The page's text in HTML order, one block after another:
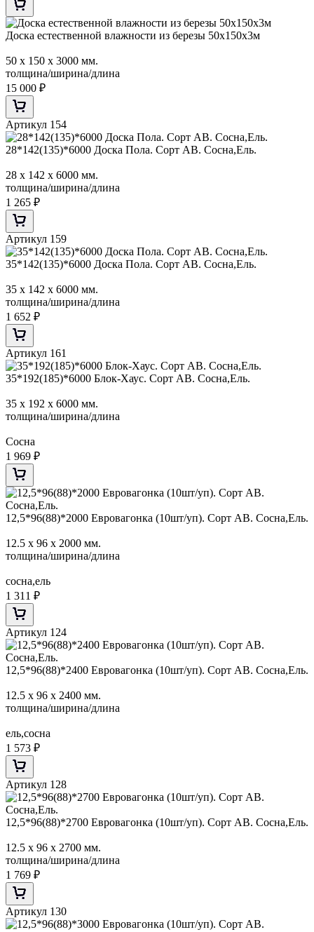
Доска естественной влажности из березы 50х150х3м
50 х 150 х 3000 мм.
толщина/ширина/длина
15 000 ₽
Артикул 154
28*142(135)*6000 Доска Пола. Сорт АВ. Сосна,Ель.
28 х 142 х 6000 мм.
толщина/ширина/длина
1 265 ₽
Артикул 159
35*142(135)*6000 Доска Пола. Сорт АВ. Сосна,Ель.
35 х 142 х 6000 мм.
толщина/ширина/длина
1 652 ₽
Артикул 161
35*192(185)*6000 Блок-Хаус. Сорт АВ. Сосна,Ель.
35 х 192 х 6000 мм.
толщина/ширина/длина
Сосна
1 969 ₽
12,5*96(88)*2000 Евровагонка (10шт/уп). Сорт АВ. Сосна,Ель.
12.5 х 96 х 2000 мм.
толщина/ширина/длина
сосна,ель
1 311 ₽
Артикул 124
12,5*96(88)*2400 Евровагонка (10шт/уп). Сорт АВ. Сосна,Ель.
12.5 х 96 х 2400 мм.
толщина/ширина/длина
ель,сосна
1 573 ₽
Артикул 128
12,5*96(88)*2700 Евровагонка (10шт/уп). Сорт АВ. Сосна,Ель.
12.5 х 96 х 2700 мм.
толщина/ширина/длина
1 769 ₽
Артикул 130